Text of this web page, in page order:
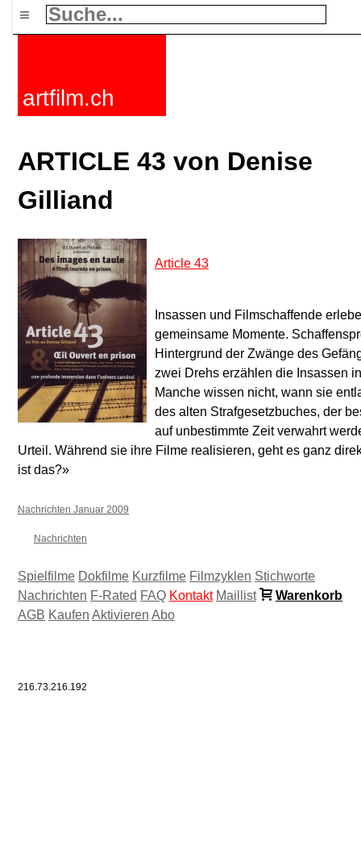
≡
artfilm.ch
ARTICLE 43 von Denise
Gilliand
Article 43
Insassen und Filmschaffende
gemeinsame Momente.
Hintergrund der Zwänge des
zwei Drehs erzählen die Insassen
Manche wissen nicht, wann sie
des alten Strafgesetzbuches, der
auf unbestimmte Zeit verwahrt
Urteil. Während sie ihre Filme realisieren, geht es ganz
ist das?»
Nachrichten Januar 2009
Nachrichten
Spielfilme Dokfilme Kurzfilme Filmzyklen Stichworte
Nachrichten F-Rated FAQ Kontakt Maillist
Warenkorb
AGB Kaufen Aktivieren Abo
216.73.216.192